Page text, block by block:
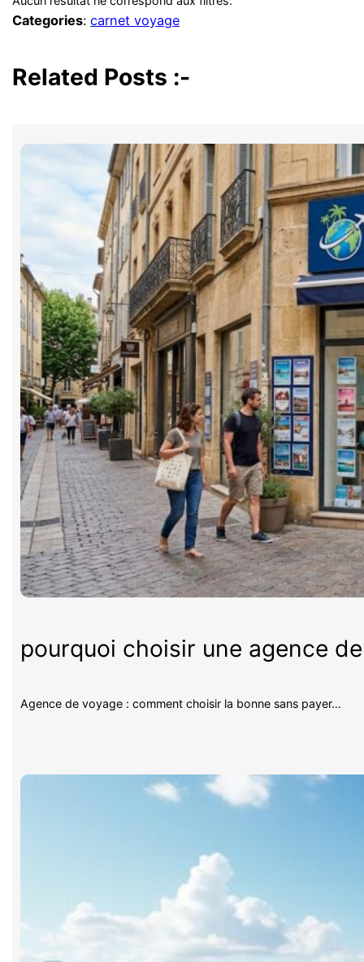
Categories:carnet voyage
Related Posts :-
pourquoi choisir une agence
Agence de voyage : comment choisir la bonne sans payer…